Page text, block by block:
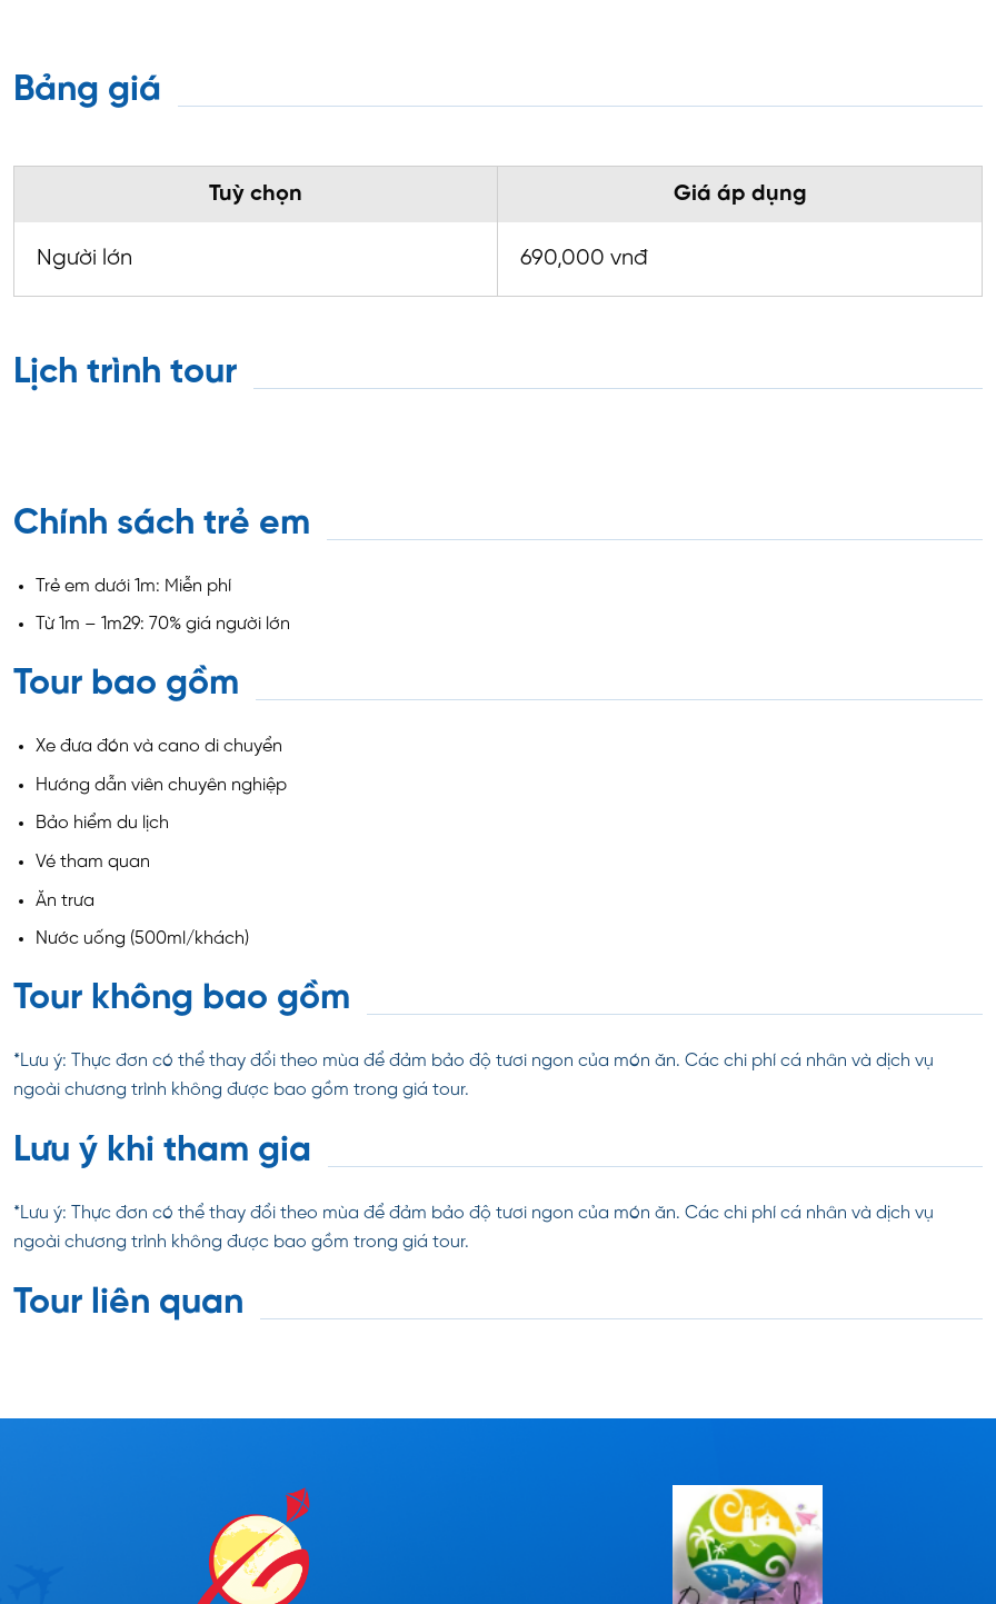
Bảng giá
Tuỳ chọn
Người lớn
Giá áp dụng
690,000 vnđ
Lịch trình tour
Chính sách trẻ em
Trẻ em dưới 1m: Miễn phí
Từ 1m – 1m29: 70% giá người lớn
Tour bao gồm
Xe đưa đón và cano di chuyển
Hướng dẫn viên chuyên nghiệp
Bảo hiểm du lịch
Vé tham quan
Ăn trưa
Nước uống (500ml/khách)
Tour không bao gồm
*Lưu ý: Thực đơn có thể thay đổi theo mùa để đảm bảo độ tươi ngon của món ăn. Các chi phí cá nhân và dịch vụ
ngoài chương trình không được bao gồm trong giá tour.
Lưu ý khi tham gia
*Lưu ý: Thực đơn có thể thay đổi theo mùa để đảm bảo độ tươi ngon của món ăn. Các chi phí cá nhân và dịch vụ
ngoài chương trình không được bao gồm trong giá tour.
Tour liên quan